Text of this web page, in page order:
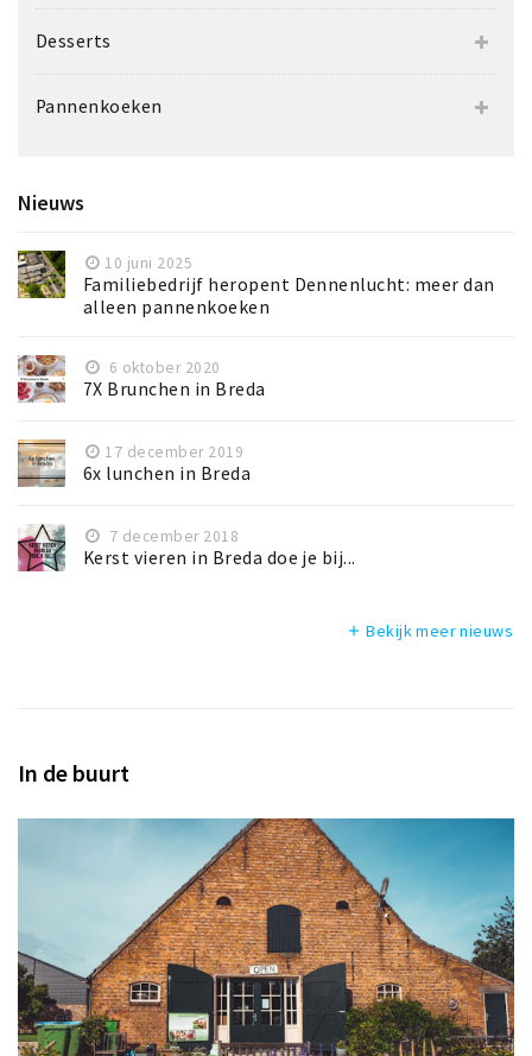
Desserts
Pannenkoeken
Nieuws
10 juni 2025
Familiebedrijf heropent Dennenlucht: meer dan
alleen pannenkoeken
6 oktober 2020
7X Brunchen in Breda
17 december 2019
6x lunchen in Breda
7 december 2018
Kerst vieren in Breda doe je bij...
add Bekijk meer nieuws
In de buurt